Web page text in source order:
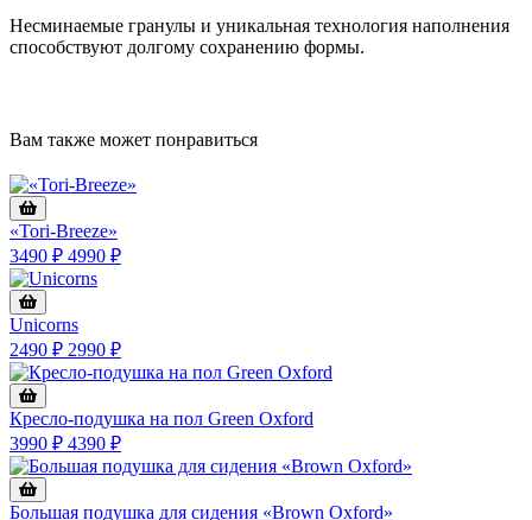
Несминаемые гранулы и уникальная технология наполнения
способствуют долгому сохранению формы.
Вам также может понравиться
«Tori-Breeze»
3490 ₽ 4990 ₽
Unicorns
2490 ₽ 2990 ₽
Кресло-подушка на пол Green Oxford
3990 ₽ 4390 ₽
Большая подушка для сидения «Brown Oxford»